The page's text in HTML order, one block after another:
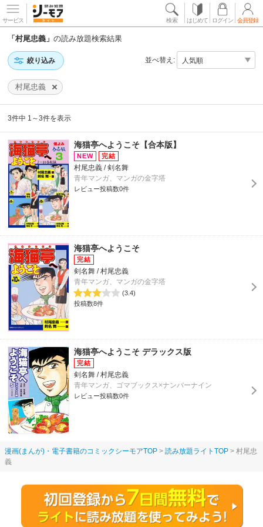
サービス 検索 はじめて ログイン 会員登録
「村尾忠義」の読み放題検索結果
絞り込み 並べ替え:
村尾忠義
3件中 1～3件を表示
海猫亭へようこそ【合本版】
村尾忠義 / 剣名舞
青年マンガ、マンガの金字塔
レビュー投稿数0件
海猫亭へようこそ
剣名舞 / 村尾忠義
青年マンガ、マンガの金字塔
(3.4)
投稿数8件
海猫亭へようこそ デラックス版
剣名舞 / 村尾忠義
青年マンガ、ゴマブックス×ナンバーナイン
レビュー投稿数0件
漫画(まんが)・電子書籍のコミックシーモアTOP 読み放題ライトTOP
村尾忠
義